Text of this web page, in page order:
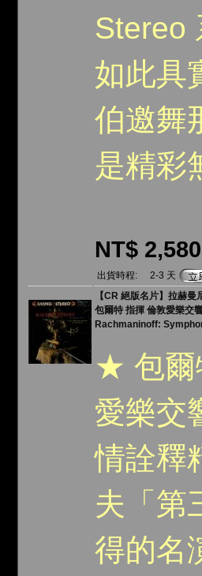
Stereo
如此具
伯邀舞
是精彩
NT$ 2,580
出貨時程:
2-3 天
【CR 絕版名片】拉赫
包爾特 指揮 倫敦愛樂交
Rachmaninoff:
★ 包爾
愛樂交
情詮釋
夫「第
得的名